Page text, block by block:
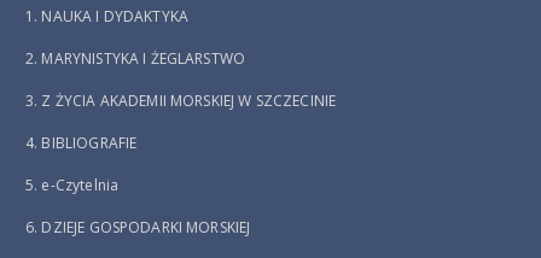
1. NAUKA I DYDAKTYKA
2. MARYNISTYKA I ŻEGLARSTWO
3. Z ŻYCIA AKADEMII MORSKIEJ W SZCZECINIE
4. BIBLIOGRAFIE
5. e-Czytelnia
6. DZIEJE GOSPODARKI MORSKIEJ